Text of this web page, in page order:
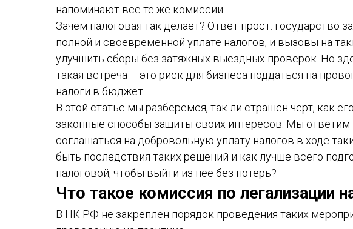
напоминают все те же комиссии.
Зачем налоговая так делает? Ответ прост: государство
полной и своевременной уплате налогов, и вызовы на
улучшить сборы без затяжных выездных проверок. Но
такая встреча – это риск для бизнеса поддаться на
налоги в бюджет.
В этой статье мы разберемся, так ли страшен черт, как
законные способы защиты своих интересов. Мы ответим
соглашаться на добровольную уплату налогов в ходе
быть последствия таких решений и как лучше всего
налоговой, чтобы выйти из нее без потерь?
Что такое комиссия по легализации
В НК РФ не закреплен порядок проведения таких